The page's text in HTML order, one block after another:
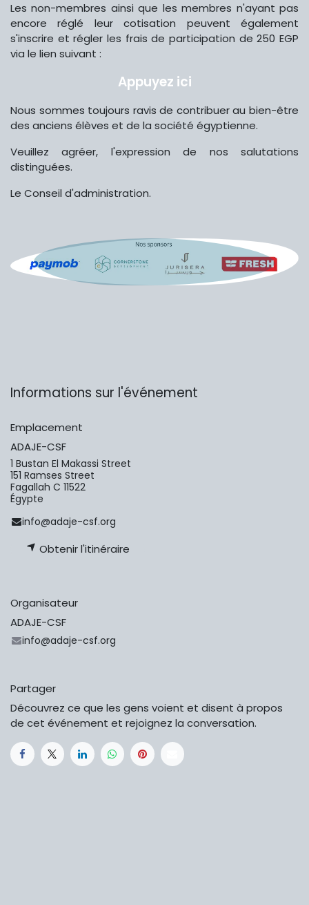
Les non-membres ainsi que les membres n'ayant pas
encore réglé leur cotisation peuvent également
s'inscrire et régler les frais de participation de 250 EGP
via le lien suivant :
Appuyez ici
Nous sommes toujours ravis de contribuer au bien-être
des anciens élèves et de la société égyptienne.
Veuillez agréer, l'expression de nos salutations
distinguées.
Le Conseil d'administration.
Informations sur l'événement
Emplacement
ADAJE-CSF
1 Bustan El Makassi Street
151 Ramses Street
Fagallah C 11522
Égypte
info@adaje-csf.org
Obtenir l'itinéraire
Organisateur
ADAJE-CSF
info@adaje-csf.org
Partager
Découvrez ce que les gens voient et disent à propos
de cet événement et rejoignez la conversation.